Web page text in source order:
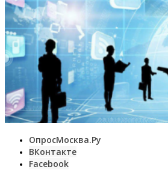
ОпросМосква.Ру
ВКонтакте
Facebook